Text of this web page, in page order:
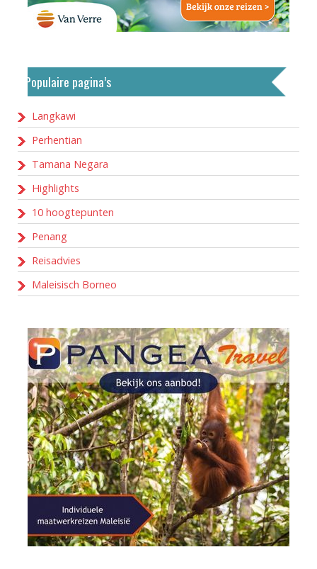
Populaire pagina’s
Langkawi
Perhentian
Tamana Negara
Highlights
10 hoogtepunten
Penang
Reisadvies
Maleisisch Borneo